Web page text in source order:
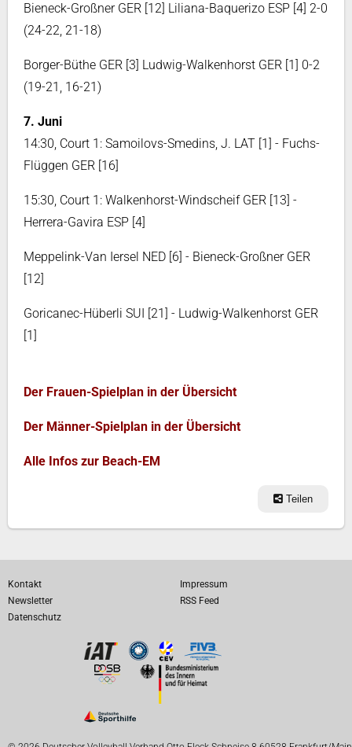
Bieneck-Großner GER [12] Liliana-Baquerizo ESP [4] 2-0
(24-22, 21-18)
Borger-Büthe GER [3] Ludwig-Walkenhorst GER [1] 0-2
(19-21, 16-21)
7. Juni
14:30, Court 1: Samoilovs-Smedins, J. LAT [1] - Fuchs-
Flüggen GER [16]
15:30, Court 1: Walkenhorst-Windscheif GER [13] -
Herrera-Gavira ESP [4]
Meppelink-Van Iersel NED [6] - Bieneck-Großner GER
[12]
Goricanec-Hüberli SUI [21] - Ludwig-Walkenhorst GER
[1]
Der Frauen-Spielplan in der Übersicht
Der Männer-Spielplan in der Übersicht
Alle Infos zur Beach-EM
Teilen
Kontakt
Impressum
Newsletter
RSS Feed
Datenschutz